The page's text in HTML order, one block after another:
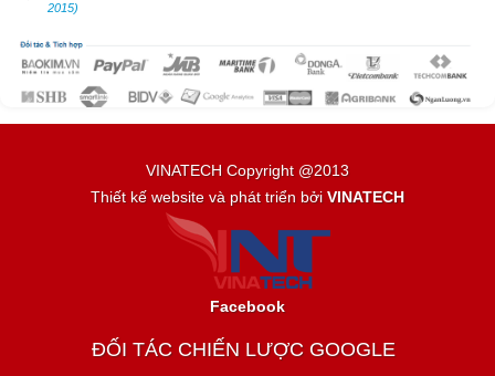
2015)
VINATECH Copyright @2013
Thiết kế website và phát triển bởi VINATECH
Facebook
ĐỐI TÁC CHIẾN LƯỢC GOOGLE